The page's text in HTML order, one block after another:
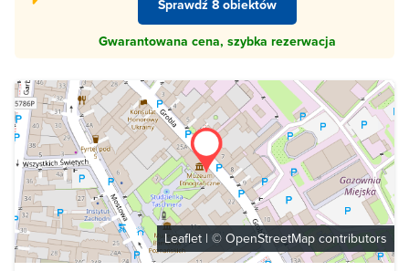
Sprawdź 8 obiektów
Gwarantowana cena, szybka rezerwacja
Leaflet | © OpenStreetMap contributors